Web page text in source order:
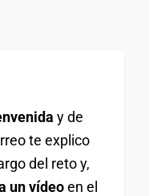
y de
te explico
del reto y,
un vídeoen el